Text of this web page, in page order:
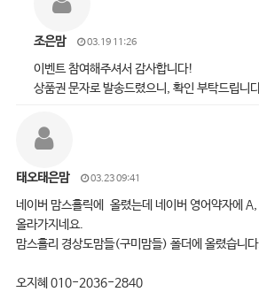
조은맘 03.19 11:26
이벤트 참여해주셔서 감사합니다!
상품권 문자로 발송드렸으니, 확인 부탁드립니
태오태은맘 03.23 09:41
네이버 맘스홀릭에 올렸는데 네이버 영어약자에
올라가지네요.
맘스홀리 경상도맘들(구미맘들) 폴더에 올렸습니
오지혜 010-2036-2840